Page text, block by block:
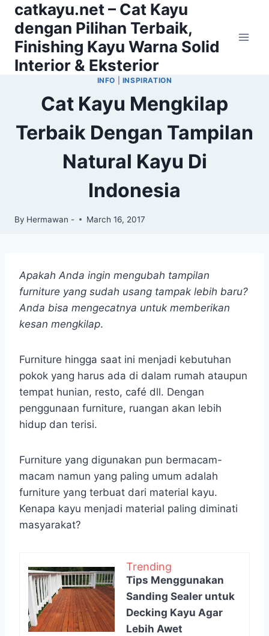
Skip
content
catkayu.net – Cat Kayu
dengan Pilihan Terbaik,
Finishing Kayu Warna Solid
Interior & Eksterior
INFO INSPIRATION
Cat Kayu Mengkilap
Terbaik Dengan Tampilan
Natural Kayu Di
Indonesia
By Hermawan - March 16, 2017
Apakah Anda ingin mengubah tampilan
furniture yang sudah usang tampak lebih baru?
Anda bisa mengecatnya untuk memberikan
kesan mengkilap.
Furniture hingga saat ini menjadi kebutuhan
pokok yang harus ada di dalam rumah ataupun
tempat hunian, resto, café dll. Dengan
penggunaan furniture, ruangan akan lebih
hidup dan terisi.
Furniture yang digunakan pun bermacam-
macam namun yang paling umum adalah
furniture yang terbuat dari material kayu.
Kenapa kayu menjadi material paling diminati
masyarakat?
Trending
Tips Menggunakan
Sanding Sealer untuk
Decking Kayu Agar
Lebih Awet